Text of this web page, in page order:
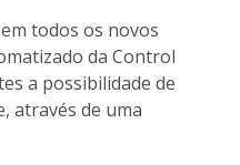
todos os novos
da Control
a possibilidade de
através de uma